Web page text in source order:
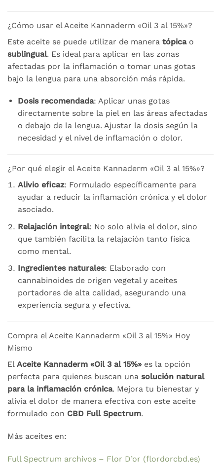
¿Cómo usar el Aceite Kannaderm «Oil 3 al 15%»?
Este aceite se puede utilizar de manera tópicao
sublingual. Es ideal para aplicar en las zonas
afectadas por la inflamación o tomar unas gotas
bajo la lengua para una absorción más rápida.
Dosis recomendada: Aplicar unas gotas
directamente sobre la piel en las áreas afectadas
o debajo de la lengua. Ajustar la dosis según la
necesidad y el nivel de inflamación o dolor.
¿Por qué elegir el Aceite Kannaderm «Oil 3 al 15%»?
Alivio eficaz: Formulado específicamente para
ayudar a reducir la inflamación crónica y el dolor
asociado.
Relajación integral: No solo alivia el dolor, sino
que también facilita la relajación tanto física
como mental.
Ingredientes naturales: Elaborado con
cannabinoides de origen vegetal y aceites
portadores de alta calidad, asegurando una
experiencia segura y efectiva.
Compra el Aceite Kannaderm «Oil 3 al 15%» Hoy
Mismo
El Aceite Kannaderm «Oil 3 al 15%»es la opción
perfecta para quienes buscan una solución natural
para la inflamación crónica. Mejora tu bienestar y
alivia el dolor de manera efectiva con este aceite
formulado con CBD Full Spectrum.
Más aceites en:
Full Spectrum archivos – Flor D’or (flordorcbd.es)